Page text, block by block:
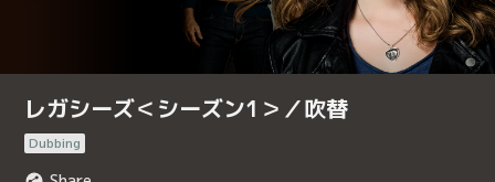
レガシーズ＜シーズン1＞／吹替
Dubbing